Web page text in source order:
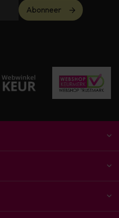
Abonneer